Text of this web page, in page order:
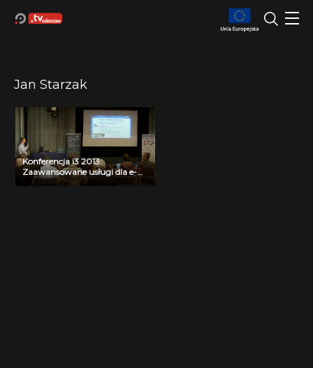
Jan Starzak
Konferencja i3 2013:
Zaawansowane usługi dla e-
Nauki